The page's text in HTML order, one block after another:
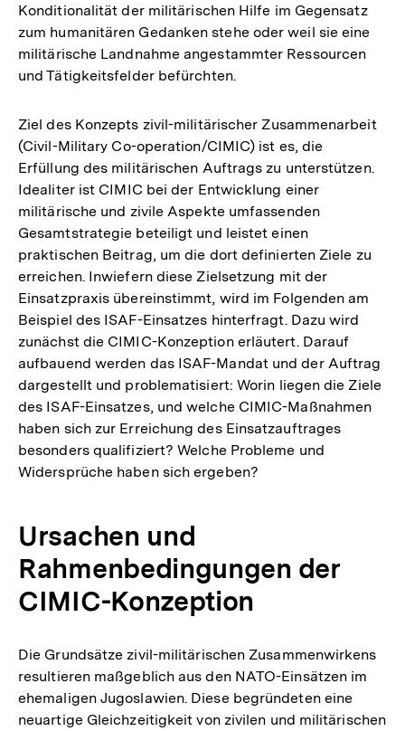
Konditionalität der militärischen Hilfe im Gegensatz
zum humanitären Gedanken stehe oder weil sie eine
militärische Landnahme angestammter Ressourcen
und Tätigkeitsfelder befürchten.
Ziel des Konzepts zivil-militärischer Zusammenarbeit
(Civil-Military Co-operation/CIMIC) ist es, die
Erfüllung des militärischen Auftrags zu unterstützen.
Idealiter ist CIMIC bei der Entwicklung einer
militärische und zivile Aspekte umfassenden
Gesamtstrategie beteiligt und leistet einen
praktischen Beitrag, um die dort definierten Ziele zu
erreichen. Inwiefern diese Zielsetzung mit der
Einsatzpraxis übereinstimmt, wird im Folgenden am
Beispiel des ISAF-Einsatzes hinterfragt. Dazu wird
zunächst die CIMIC-Konzeption erläutert. Darauf
aufbauend werden das ISAF-Mandat und der Auftrag
dargestellt und problematisiert: Worin liegen die Ziele
des ISAF-Einsatzes, und welche CIMIC-Maßnahmen
haben sich zur Erreichung des Einsatzauftrages
besonders qualifiziert? Welche Probleme und
Widersprüche haben sich ergeben?
Ursachen und
Rahmenbedingungen der
CIMIC-Konzeption
Die Grundsätze zivil-militärischen Zusammenwirkens
resultieren maßgeblich aus den NATO-Einsätzen im
ehemaligen Jugoslawien. Diese begründeten eine
neuartige Gleichzeitigkeit von zivilen und militärischen